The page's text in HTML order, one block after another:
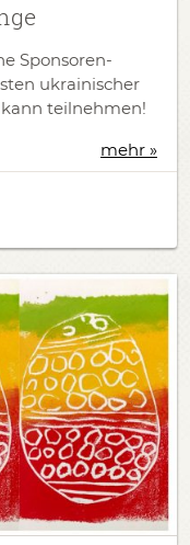
Sponsoren-
ukrainischer
teilnehmen!
mehr »